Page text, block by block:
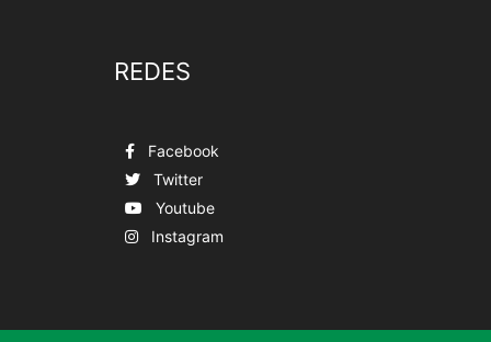
REDES
Facebook
Twitter
Youtube
Instagram